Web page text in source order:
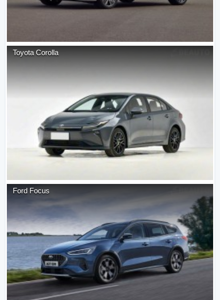
Toyota Corolla
Ford Focus